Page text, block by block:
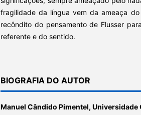
fragilidade da língua vem da ameaça
recôndito do pensamento de Flusser
referente e do sentido.
BIOGRAFIA DO AUTOR
Manuel Cândido Pimentel, Universidade